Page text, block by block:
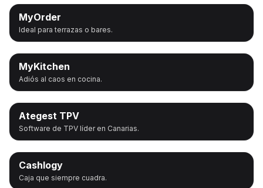
MyOrder
Ideal para terrazas o bares.
MyKitchen
Adiós al caos en cocina.
Ategest TPV
Software de TPV líder en Canarias.
Cashlogy
Caja que siempre cuadra.